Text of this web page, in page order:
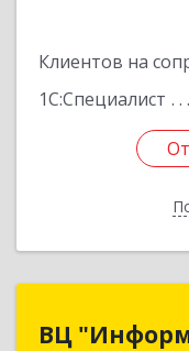
Клиентов на
1С:Специалист
ВЦ